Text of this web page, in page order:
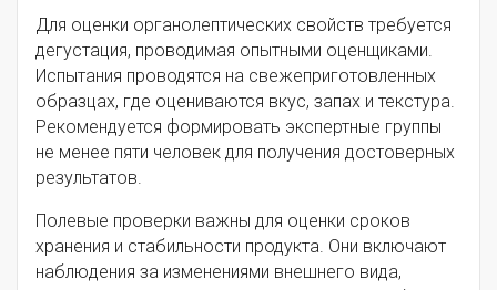
Для оценки органолептических свойств требуется
дегустация, проводимая опытными оценщиками.
Испытания проводятся на свежеприготовленных
образцах, где оцениваются вкус, запах и текстура.
Рекомендуется формировать экспертные группы
не менее пяти человек для получения достоверных
результатов.
Полевые проверки важны для оценки сроков
хранения и стабильности продукта. Они включают
наблюдения за изменениями внешнего вида,